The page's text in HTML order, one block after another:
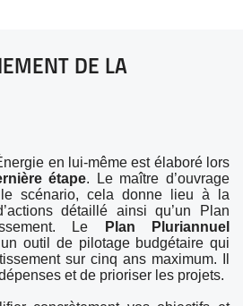
DE LA
en lui-même est élaboré lors
étape. Le maître d’ouvrage
le scénario, cela donne lieu à la
détaillé ainsi qu’un Plan
Le
Plan Pluriannuel
outil de pilotage budgétaire qui
sur cinq ans maximum. Il
et de prioriser les projets.